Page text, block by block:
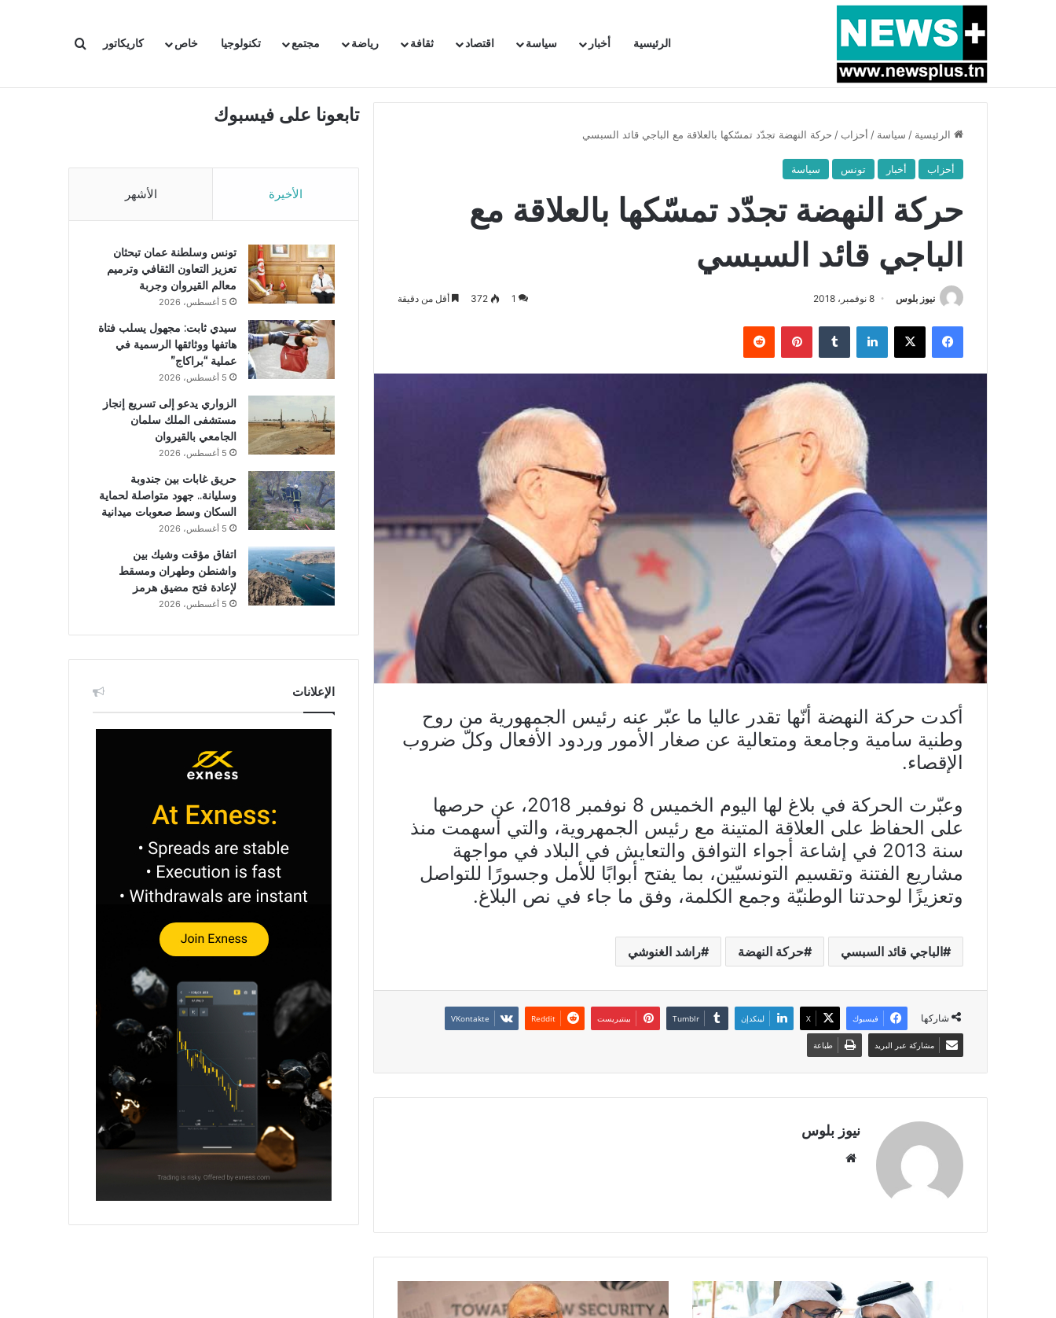
الرئيسية أخبار سياسة اقتصاد ثقافة رياضة مجتمع تكنولوجيا خاص كاريكاتور بحث عن
أخبار عاجلة بسبب المرزوقي وبتكليف من سعيّد: الخارجية تستدعي السفيرة الفرنسية بتونس وتبلغها احتجاجا شديد اللهجة !!
الرئيسية / سياسة / أحزاب / حركة النهضة تجدّد تمسّكها بالعلاقة مع الباجي قائد السبسي
أحزاب أخبار تونس سياسة
حركة النهضة تجدّد تمسّكها بالعلاقة مع
الباجي قائد السبسي
نيوز بلوس 8 نوفمبر، 2018 1
372 أقل من دقيقة
فيسبوك X لينكدإن بينتيريست
أكدت حركة النهضة أنّها تقدر عاليا ما عبّر عنه رئيس الجمهورية من روح
وطنية سامية وجامعة ومتعالية عن صغار الأمور وردود الأفعال وكلّ ضروب
الإقصاء.
وعبّرت الحركة في بلاغ لها اليوم الخميس 8 نوفمبر 2018، عن حرصها
على الحفاظ على العلاقة المتينة مع رئيس الجمهروية، والتي أسهمت منذ
سنة 2013 في إشاعة أجواء التوافق والتعايش في البلاد في مواجهة
مشاريع الفتنة وتقسيم التونسيّين، بما يفتح أبوابًا للأمل وجسورًا للتواصل
وتعزيزًا لوحدتنا الوطنيّة وجمع الكلمة، وفق ما جاء في نص البلاغ.
الباجي قائد السبسي حركة النهضة راشد الغنوشي
شاركها فيسبوك X لينكدإن بينتيريست
مشاركة عبر البريد طباعة
نيوز بلوس
تابعونا على فيسبوك
الأخيرة الأشهر
تونس وسلطنة عمان تبحثان
تعزيز التعاون الثقافي وترميم
معالم القيروان وجربة
5 أغسطس، 2026
سيدي ثابت: مجهول يسلب فتاة
هاتفها ووثائقها الرسمية في
عملية “براكاج”
5 أغسطس، 2026
الزواري يدعو إلى تسريع إنجاز
مستشفى الملك سلمان
الجامعي بالقيروان
5 أغسطس، 2026
حريق غابات بين جندوبة
وسليانة.. جهود متواصلة لحماية
السكان وسط صعوبات ميدانية
5 أغسطس، 2026
اتفاق مؤقت وشيك بين
واشنطن وطهران ومسقط
لإعادة فتح مضيق هرمز
5 أغسطس، 2026
الإعلانات